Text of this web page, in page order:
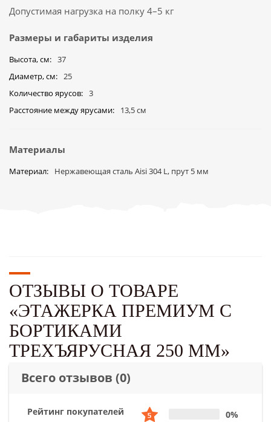
Допустимая нагрузка на полку 4–5 кг
Размеры и габариты изделия
Высота, см
37
Диаметр, см
25
Количество ярусов
3
Расстояние между ярусами
13,5 см
Материалы
Материал Нержавеющая сталь Aisi 304 L, прут 5 мм
ОТЗЫВЫ О ТОВАРЕ
«ЭТАЖЕРКА ПРЕМИУМ С
БОРТИКАМИ
ТРЕХЪЯРУСНАЯ 250 ММ»
Всего отзывов (0)
Рейтинг покупателей
0%